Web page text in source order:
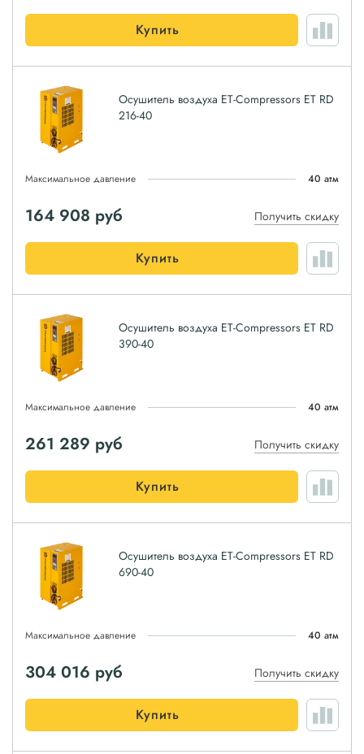
Купить
Осушитель воздуха ET-Compressors ET RD
216-40
Максимальное давление 40 атм
164 908 руб Получить скидку
Купить
Осушитель воздуха ET-Compressors ET RD
390-40
Максимальное давление 40 атм
261 289 руб Получить скидку
Купить
Осушитель воздуха ET-Compressors ET RD
690-40
Максимальное давление 40 атм
304 016 руб Получить скидку
Купить